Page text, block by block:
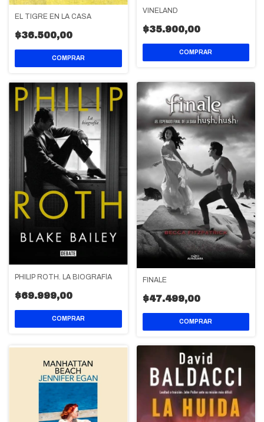
EL TIGRE EN LA CASA
$36.500,00
VINELAND
$35.900,00
PHILIP ROTH. LA BIOGRAFÍA
$69.999,00
FINALE
$47.499,00